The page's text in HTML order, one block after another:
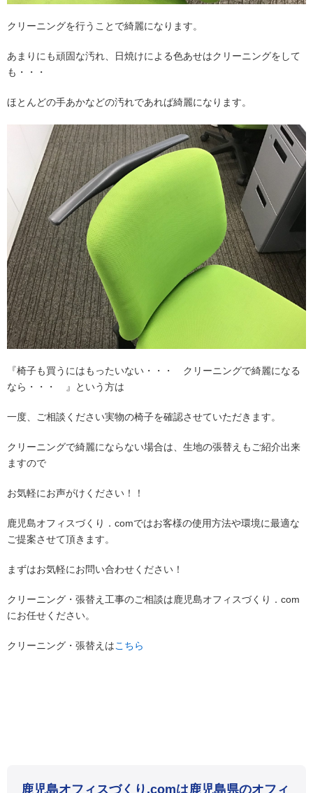
クリーニングを行うことで綺麗になります。
あまりにも頑固な汚れ、日焼けによる色あせはクリーニングをして
も・・・
ほとんどの手あかなどの汚れであれば綺麗になります。
『椅子も買うにはもったいない・・・ クリーニングで綺麗になる
なら・・・ 』という方は
一度、ご相談ください実物の椅子を確認させていただきます。
クリーニングで綺麗にならない場合は、生地の張替えもご紹介出来
ますので
お気軽にお声がけください！！
鹿児島オフィスづくり．comではお客様の使用方法や環境に最適な
ご提案させて頂きます。
まずはお気軽にお問い合わせください！
クリーニング・張替え工事のご相談は鹿児島オフィスづくり．com
にお任せください。
クリーニング・張替えはこちら
鹿児島オフィスづくり.comは鹿児島県のオフィ